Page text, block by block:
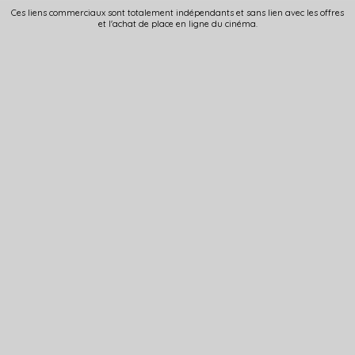
Ces liens commerciaux sont totalement indépendants et sans lien avec les offres
et l'achat de place en ligne du cinéma.